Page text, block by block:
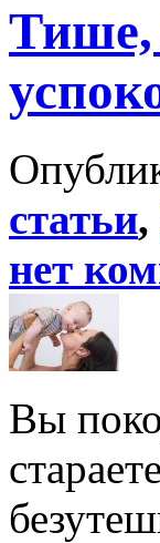
Тише,
статьи,
нет
Вы